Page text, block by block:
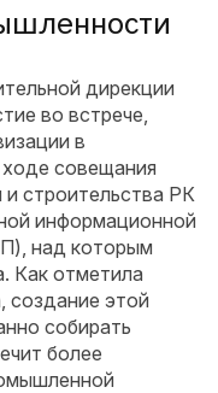
дирекции
во встрече,
в
совещания
строительства РК
информационной
над которым
Как отметила
создание этой
собирать
более